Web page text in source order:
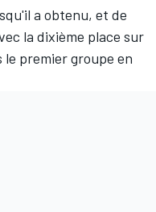
a obtenu, et de
la dixième place sur
premier groupe en